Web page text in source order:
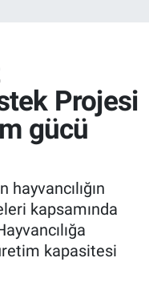
Projesi
gücü
hayvancılığın
kapsamında
kapasitesi